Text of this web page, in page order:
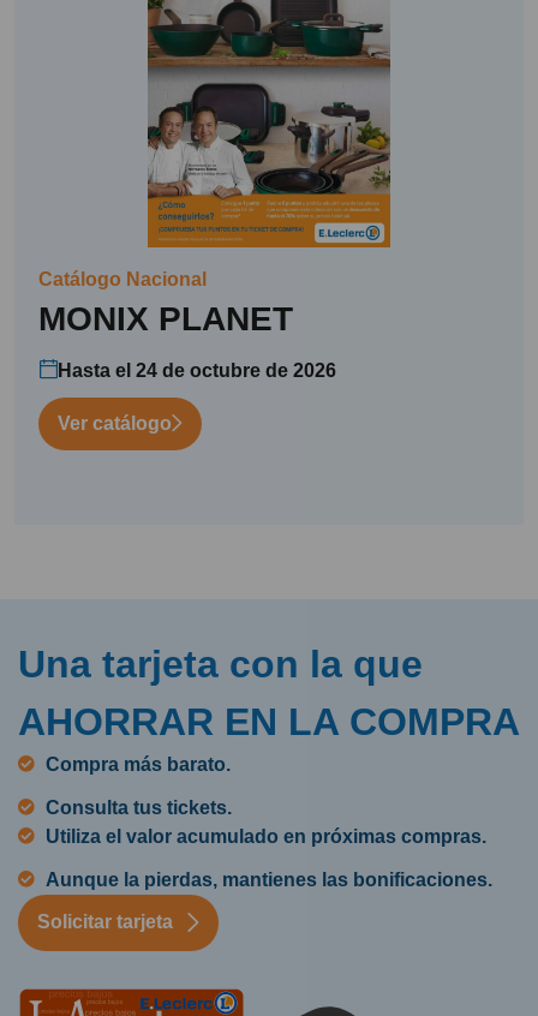
Catálogo Nacional
MONIX PLANET
Hasta el 24 de octubre de 2026
Ver catálogo
Una tarjeta con la que
AHORRAR EN LA COMPRA
Compra más barato.
Consulta tus tickets.
Utiliza el valor acumulado en próximas compras.
Aunque la pierdas, mantienes las bonificaciones.
Solicitar tarjeta